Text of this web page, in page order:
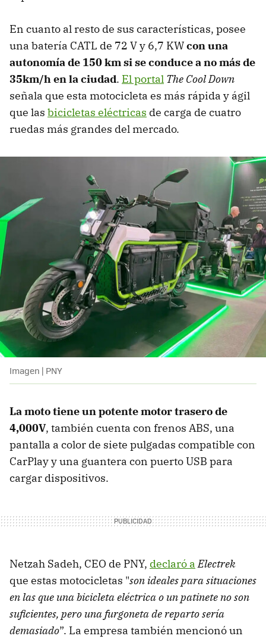
En cuanto al resto de sus características, posee
una batería CATL de 72 V y 6,7 KWcon una
autonomía de 150 km si se conduce a no más de
35km/h en la ciudad. El portal The Cool Down
señala que esta motocicleta es más rápida y ágil
que las bicicletas eléctricas de carga de cuatro
ruedas más grandes del mercado.
Imagen | PNY
La moto tiene un potente motor trasero de
4,000V, también cuenta con frenos ABS, una
pantalla a color de siete pulgadas compatible con
CarPlay y una guantera con puerto USB para
cargar dispositivos.
Netzah Sadeh, CEO de PNY, declaró a Electrek
que estas motocicletas "son ideales para situaciones
en las que una bicicleta eléctrica o un patinete no son
suficientes, pero una furgoneta de reparto sería
demasiado”. La empresa también mencionó un